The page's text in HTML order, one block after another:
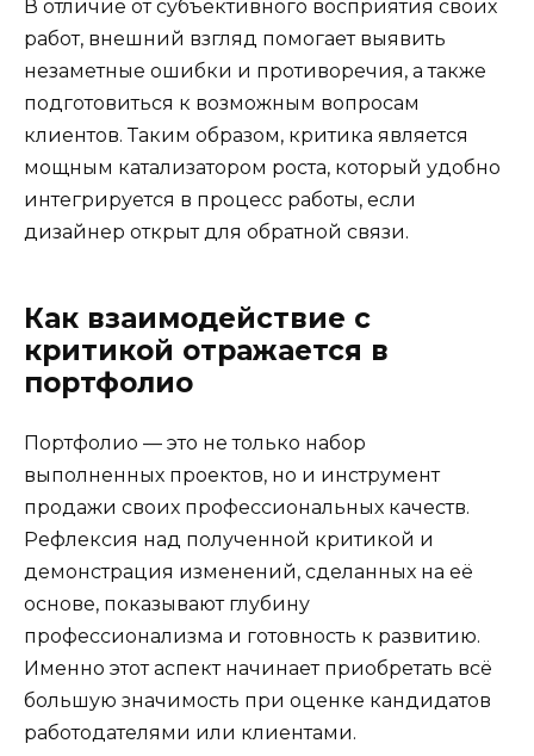
В отличие от субъективного восприятия своих
работ, внешний взгляд помогает выявить
незаметные ошибки и противоречия, а также
подготовиться к возможным вопросам
клиентов. Таким образом, критика является
мощным катализатором роста, который удобно
интегрируется в процесс работы, если
дизайнер открыт для обратной связи.
Как взаимодействие с
критикой отражается в
портфолио
Портфолио — это не только набор
выполненных проектов, но и инструмент
продажи своих профессиональных качеств.
Рефлексия над полученной критикой и
демонстрация изменений, сделанных на её
основе, показывают глубину
профессионализма и готовность к развитию.
Именно этот аспект начинает приобретать всё
большую значимость при оценке кандидатов
работодателями или клиентами.